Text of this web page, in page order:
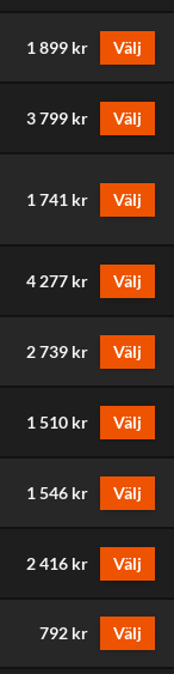
1 899 kr Välj
3 799 kr Välj
1 741 kr Välj
4 277 kr Välj
2 739 kr Välj
1 510 kr Välj
1 546 kr Välj
2 416 kr Välj
792 kr Välj